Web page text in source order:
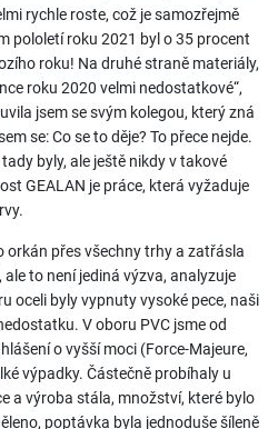
rychle roste, což je samozřejmě
pololetí roku 2021 byl o 35 procent
roku! Na druhé straně materiály,
roku 2020 velmi nedostatkové“,
jsem se svým kolegou, který zná
se: Co se to děje? To přece nejde.
byly, ale ještě nikdy v takové
GEALAN je práce, která vyžaduje
orkán přes všechny trhy a zatřásla
to není jediná výzva, analyzuje
oceli byly vypnuty vysoké pece, naši
V oboru PVC jsme od
o vyšší moci (Force-Majeure,
výpadky. Částečně probíhaly u
a výroba stála, množství, které bylo
poptávka byla jednoduše šíleně